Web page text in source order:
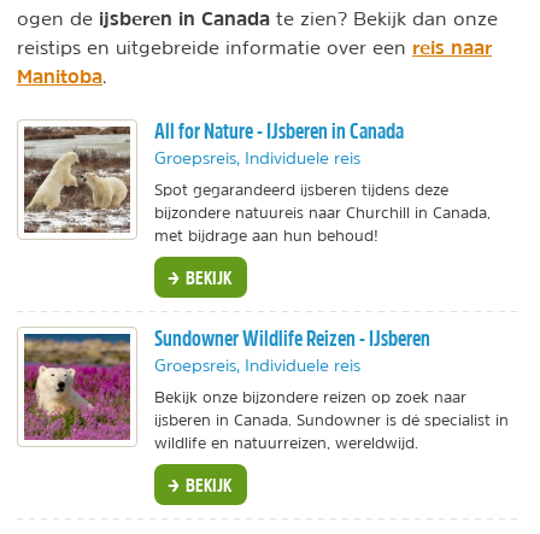
ogen de ijsberen in Canada te zien? Bekijk dan onze
reistips en uitgebreide informatie over een reis naar
Manitoba
All for Nature - IJsberen in Canada
Groepsreis, Individuele reis
Spot gegarandeerd ijsberen tijdens deze
bijzondere natuureis naar Churchill in Canada,
met bijdrage aan hun behoud!
BEKIJK
Sundowner Wildlife Reizen - IJsberen
Groepsreis, Individuele reis
Bekijk onze bijzondere reizen op zoek naar
ijsberen in Canada. Sundowner is dé specialist in
wildlife en natuurreizen, wereldwijd.
BEKIJK